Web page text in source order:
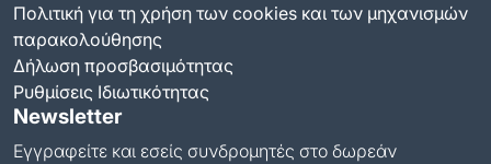
Πολιτική για τη χρήση των cookies και των μηχανισμών
παρακολούθησης
Δήλωση προσβασιμότητας
Ρυθμίσεις Ιδιωτικότητας
Newsletter
Εγγραφείτε και εσείς συνδρομητές στο δωρεάν